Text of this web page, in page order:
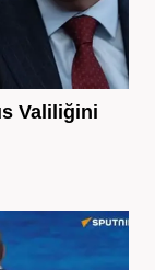
Valiliğini